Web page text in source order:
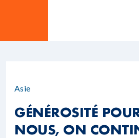
Asie
GÉNÉROSITÉ
NOUS, ON